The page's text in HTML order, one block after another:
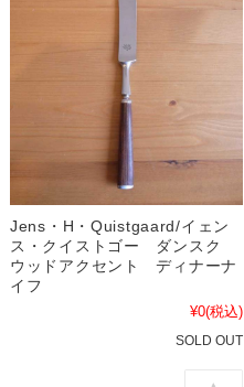
Jens・H・Quistgaard/イェン
ス・クイストゴー ダンスク
ウッドアクセント ディナーナ
イフ
¥0(税込)
SOLD OUT